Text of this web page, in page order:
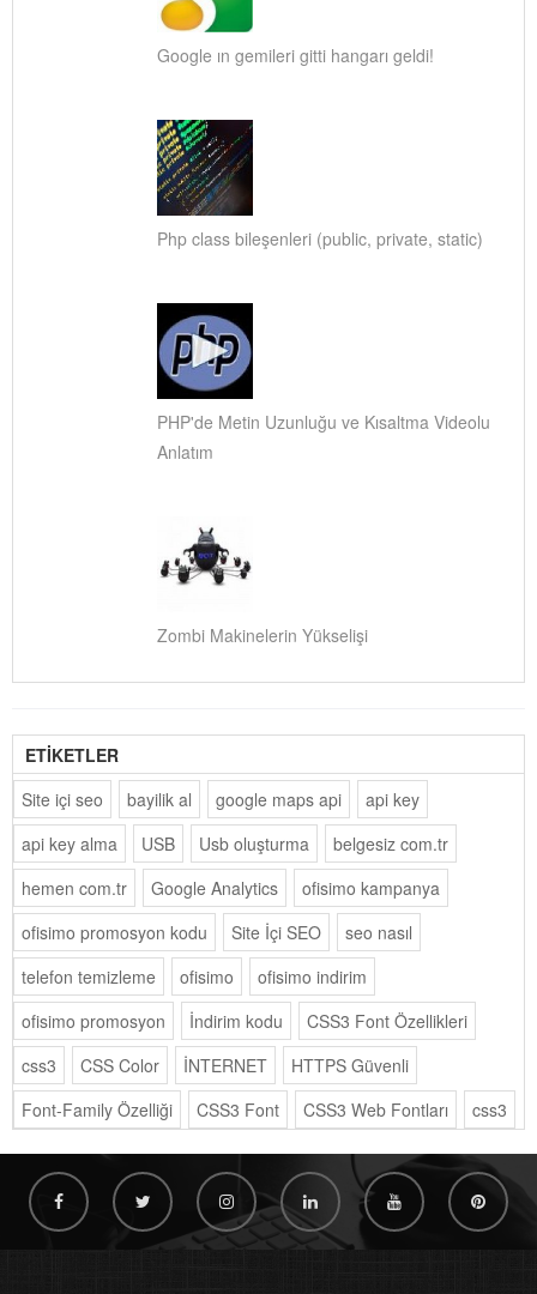
Google ın gemileri gitti hangarı geldi!
Php class bileşenleri (public, private, static)
PHP'de Metin Uzunluğu ve Kısaltma Videolu
Anlatım
Zombi Makinelerin Yükselişi
ETİKETLER
Site içi seo
bayilik al google maps api
api key
api key alma
USB Usb oluşturma
belgesiz com.tr
hemen com.tr
Google Analytics
ofisimo kampanya
ofisimo promosyon kodu
Site İçi SEO
seo nasıl
telefon temizleme
ofisimo
ofisimo indirim
ofisimo promosyon
İndirim kodu
CSS3 Font Özellikleri
css3
CSS Color İNTERNET
HTTPS Güvenli
Font-Family Özelliği
CSS3 Font CSS3 Web Fontları css3